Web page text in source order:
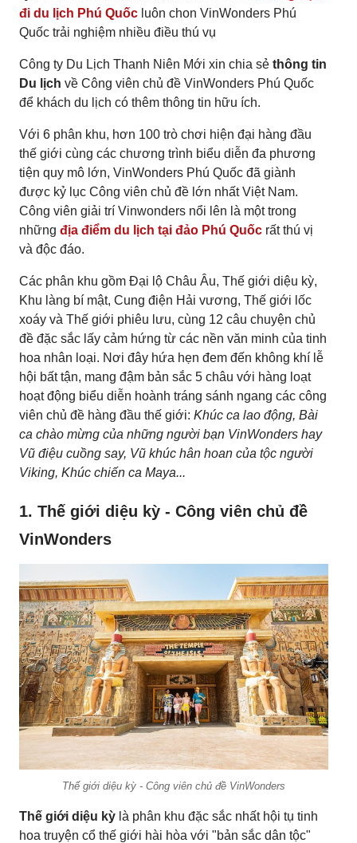
đi du lịch Phú Quốc luôn chon VinWonders Phú
Quốc trải nghiệm nhiều điều thú vụ
Công ty Du Lịch Thanh Niên Mới xin chia sẻ thông tin
Du lịch về Công viên chủ đề VinWonders Phú Quốc
để khách du lịch có thêm thông tin hữu ích.
Với 6 phân khu, hơn 100 trò chơi hiện đại hàng đầu
thế giới cùng các chương trình biểu diễn đa phương
tiện quy mô lớn, VinWonders Phú Quốc đã giành
được kỷ lục Công viên chủ đề lớn nhất Việt Nam.
Công viên giải trí Vinwonders nổi lên là một trong
những địa điểm du lịch tại đảo Phú Quốc rất thú vị
và độc đáo.
Các phân khu gồm Đại lộ Châu Âu, Thế giới diệu kỳ,
Khu làng bí mật, Cung điện Hải vương, Thế giới lốc
xoáy và Thế giới phiêu lưu, cùng 12 câu chuyện chủ
đề đặc sắc lấy cảm hứng từ các nền văn minh của tinh
hoa nhân loại. Nơi đây hứa hẹn đem đến không khí lễ
hội bất tận, mang đậm bản sắc 5 châu với hàng loạt
hoạt động biểu diễn hoành tráng sánh ngang các công
viên chủ đề hàng đầu thế giới: Khúc ca lao động, Bài
ca chào mừng của những người bạn VinWonders hay
Vũ điệu cuồng say, Vũ khúc hân hoan của tộc người
Viking, Khúc chiến ca Maya...
1. Thế giới diệu kỳ - Công viên chủ đề
VinWonders
Thế giới diệu kỳ - Công viên chủ đề VinWonders
Thế giới diệu kỳ là phân khu đặc sắc nhất hội tụ tinh
hoa truyện cổ thế giới hài hòa với "bản sắc dân tộc"